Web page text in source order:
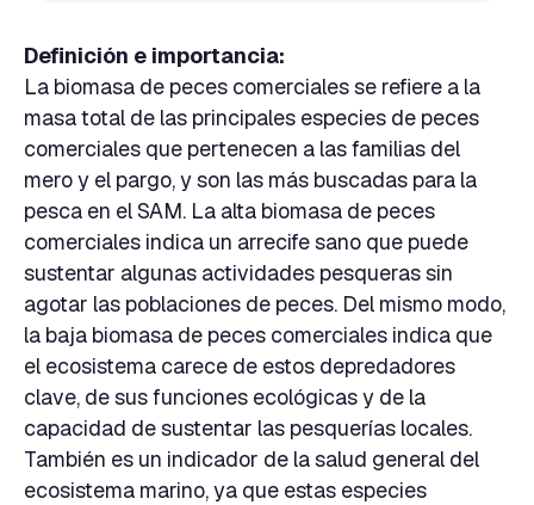
Definición e importancia:
La biomasa de peces comerciales se refiere a la
masa total de las principales especies de peces
comerciales que pertenecen a las familias del
mero y el pargo, y son las más buscadas para la
pesca en el SAM. La alta biomasa de peces
comerciales indica un arrecife sano que puede
sustentar algunas actividades pesqueras sin
agotar las poblaciones de peces. Del mismo modo,
la baja biomasa de peces comerciales indica que
el ecosistema carece de estos depredadores
clave, de sus funciones ecológicas y de la
capacidad de sustentar las pesquerías locales.
También es un indicador de la salud general del
ecosistema marino, ya que estas especies